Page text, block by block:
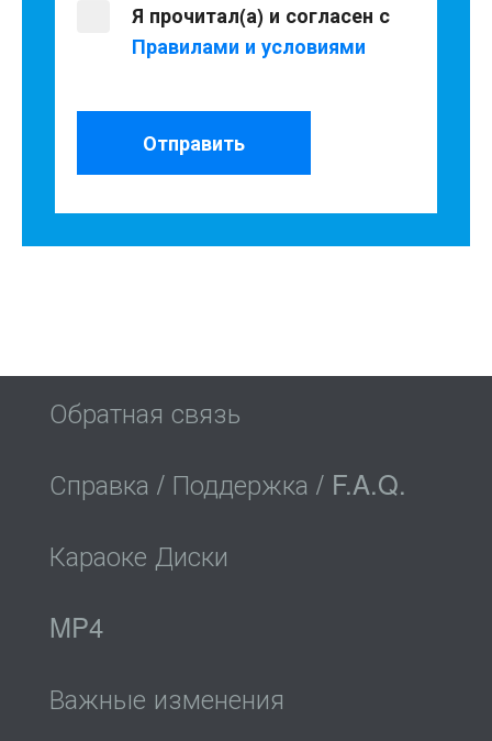
Я прочитал(а) и согласен с
Правилами и условиями
Отправить
Обратная связь
Справка / Поддержка / F.A.Q.
Караоке Диски
MP4
Важные изменения